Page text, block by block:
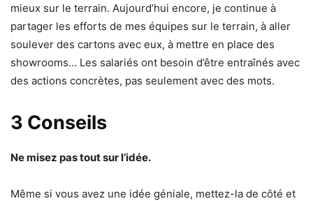
mieux sur le terrain. Aujourd’hui encore, je continue à
partager les efforts de mes équipes sur le terrain, à aller
soulever des cartons avec eux, à mettre en place des
showrooms… Les salariés ont besoin d’être entraînés avec
des actions concrètes, pas seulement avec des mots.
3 Conseils
Ne misez pas tout sur l’idée.
Même si vous avez une idée géniale, mettez-la de côté et